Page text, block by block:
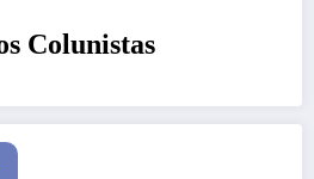
Colunistas